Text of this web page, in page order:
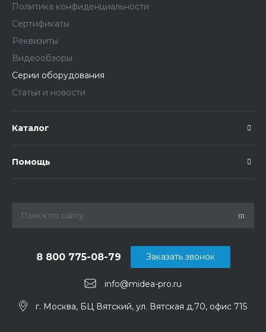
Политика конфиденциальности
Сертификаты
Реквизиты
Видеообзоры
Серии оборудования
Статьи и новости
Каталог
Помощь
info@midea-pro.ru
8 800 775-08-79
г. Москва, БЦ Вятский, ул. Вятская д.70, офис 715
Заказать звонок